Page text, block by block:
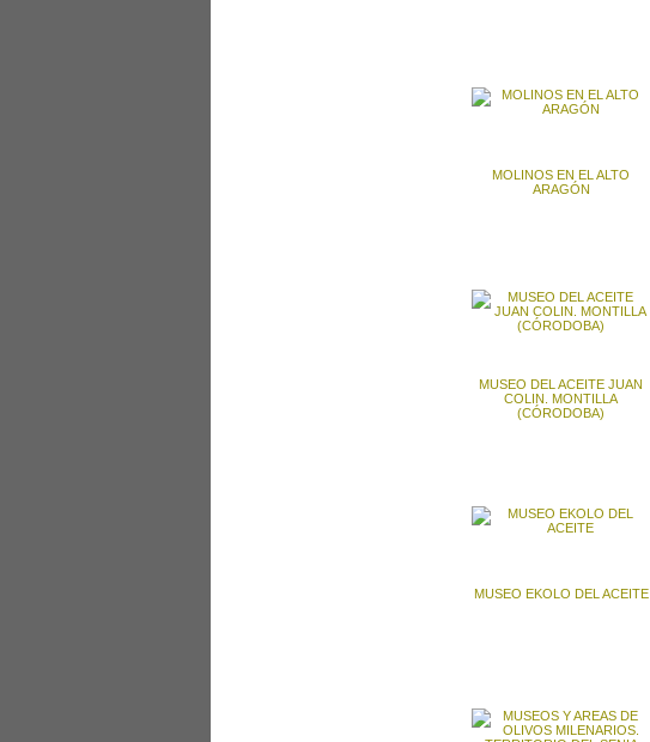
MOLINOS EN EL ALTO
ARAGÓN
MUSEO DEL ACEITE JUAN
COLIN. MONTILLA
(CÓRODOBA)
MUSEO EKOLO DEL ACEITE